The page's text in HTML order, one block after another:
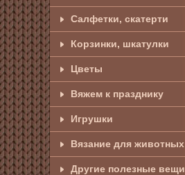
Салфетки, скатерти
Корзинки, шкатулки
Цветы
Вяжем к празднику
Игрушки
Вязание для животных
Другие полезные вещи